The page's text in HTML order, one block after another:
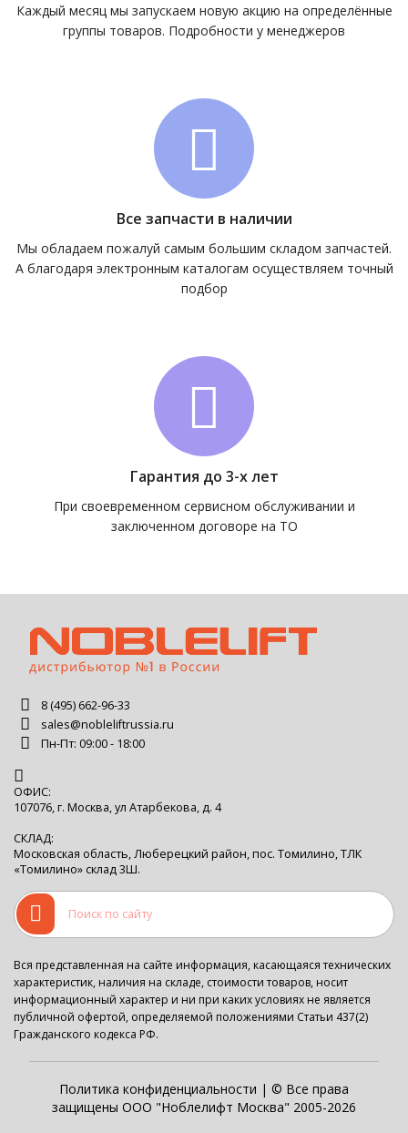
Каждый месяц мы запускаем новую акцию на определённые
группы товаров. Подробности у менеджеров
Все запчасти в наличии
Мы обладаем пожалуй самым большим складом запчастей.
А благодаря электронным каталогам осуществляем точный
подбор
Гарантия до 3-х лет
При своевременном сервисном обслуживании и
заключенном договоре на ТО
8 (495) 662-96-33
sales@nobleliftrussia.ru
Пн-Пт: 09:00 - 18:00
ОФИС:
107076, г. Москва, ул Атарбекова, д. 4
СКЛАД:
Московская область, Люберецкий район, пос. Томилино, ТЛК
«Томилино» склад 3Ш.
Вся представленная на сайте информация, касающаяся технических
характеристик, наличия на складе, стоимости товаров, носит
информационный характер и ни при каких условиях не является
публичной офертой, определяемой положениями Статьи 437(2)
Гражданского кодекса РФ.
Политика конфиденциальности | © Все права
защищены ООО "Ноблелифт Москва" 2005-2026